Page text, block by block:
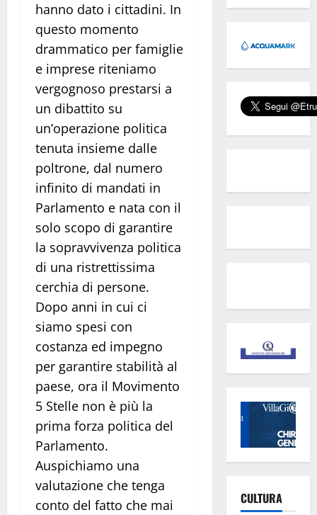
hanno dato i cittadini. In
questo momento
drammatico per famiglie
e imprese riteniamo
vergognoso prestarsi a
un dibattito su
un’operazione politica
tenuta insieme dalle
poltrone, dal numero
infinito di mandati in
Parlamento e nata con il
solo scopo di garantire
la sopravvivenza politica
di una ristrettissima
cerchia di persone.
Dopo anni in cui ci
siamo spesi con
costanza ed impegno
per garantire stabilità al
paese, ora il Movimento
5 Stelle non è più la
prima forza politica del
Parlamento.
Auspichiamo una
valutazione che tenga
conto del fatto che mai
CULTURA